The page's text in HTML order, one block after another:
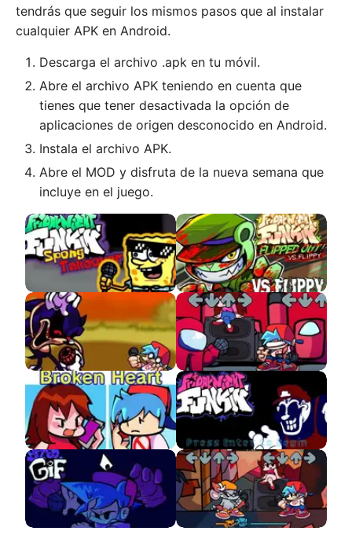
tendrás que seguir los mismos pasos que al instalar
cualquier APK en Android.
Descarga el archivo .apk en tu móvil.
Abre el archivo APK teniendo en cuenta que
tienes que tener desactivada la opción de
aplicaciones de origen desconocido en Android.
Instala el archivo APK.
Abre el MOD y disfruta de la nueva semana que
incluye en el juego.
SpongBob FNF
FNF VS Flippy Flipped
Out
Too Slow Encore VS Red Imposter
Broken Heart VS
Boyfriend
VS Mario 85